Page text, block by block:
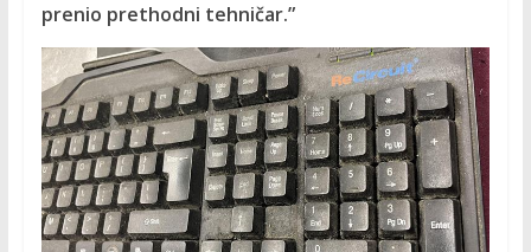
prenio prethodni tehničar.”